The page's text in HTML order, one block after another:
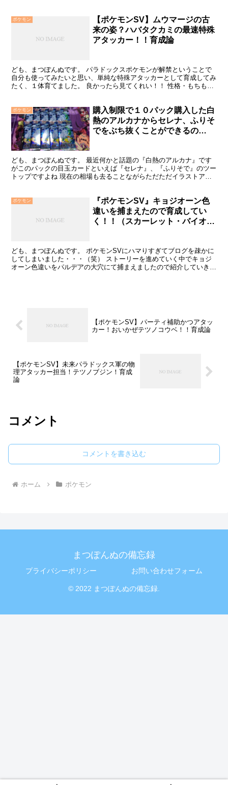
ポケモン
【ポケモンSV】ムウマージの古
来の姿？ハバタクカミの最速特殊
アタッカー！！育成論
ども、まつぽんぬです。 パラドックスポケモンが解禁ということで
自分も使ってみたいと思い、単純な特殊アタッカーとして育成してみ
たく、１体育てました。 良かったら見てくれい！！ 性格・もちも
ポケモン
購入制限で１０パック購入した白
熱のアルカナからセレナ、ふりそ
でをぶち抜くことができるの
ども、まつぽんぬです。 最近何かと話題の『白熱のアルカナ』です
がこのパックの目玉カードといえば『セレナ』、『ふりそで』のツー
トップですよね 現在の相場も去ることながらただただイラストアド
ポケモン
『ポケモンSV』キョジオーン色
違いを捕まえたので育成してい
く！！（スカーレット・バイオレ
ども、まつぽんぬです。 ポケモンSVにハマりすぎてブログを疎かに
してしまいました・・・（笑） ストーリーを進めていく中でキョジ
オーン色違いをパルデアの大穴にて捕まえましたので紹介していきま
【ポケモンSV】パーティ補助かつアタッ
カー！おいかぜテツノコウベ！！育成論
【ポケモンSV】未来パラドックス軍の物
理アタッカー担当！テツノブジン！育成
論
コメント
コメントを書き込む
ホーム ポケモン
まつぽんぬの備忘録
プライバシーポリシー お問い合わせフォーム
© 2022 まつぽんぬの備忘録.